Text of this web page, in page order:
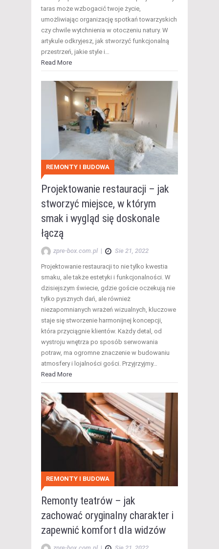
taras może wzbogacić twoje życie,
umożliwiając organizację spotkań towarzyskich
czy chwile wytchnienia w otoczeniu natury. W
artykule odkryjesz, jak stworzyć funkcjonalną
przestrzeń, jakie style i…
Read More
REMONTY I BUDOWA
Projektowanie restauracji – jak
stworzyć miejsce, w którym
smak i wygląd się doskonale
łączą
zpre-box.com.pl | Sie 21, 2022
Projektowanie restauracji to nie tylko kwestia
smaku, ale także estetyki i funkcjonalności. W
dzisiejszym świecie, gdzie goście oczekują nie
tylko pysznych dań, ale również
niezapomnianych wrażeń wizualnych, kluczowe
staje się stworzenie harmonijnej koncepcji,
która przyciągnie klientów. Każdy detal, od
wystroju wnętrza po sposób serwowania
potraw, ma ogromne znaczenie w budowaniu
atmosfery i lojalności gości. Przyjrzyjmy…
Read More
REMONTY I BUDOWA
Remonty teatrów – jak
zachować oryginalny charakter i
zapewnić komfort dla widzów